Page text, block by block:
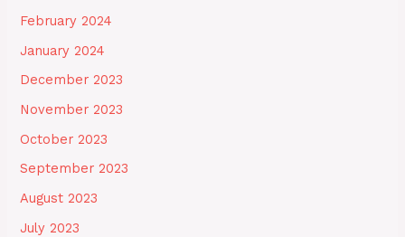
February 2024
January 2024
December 2023
November 2023
October 2023
September 2023
August 2023
July 2023